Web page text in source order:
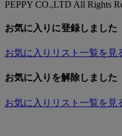
PEPPY CO.,LTD All Rights
お気に入りに登録しました
お気に入りリスト一覧を見
お気に入りを解除しました
お気に入りリスト一覧を見